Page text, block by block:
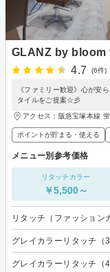
GLANZ by bloom
4.7
(6件)
《ファミリー歓迎》心が安
タイルをご提案☆彡
アクセス：阪急宝塚本線
ポイントが貯まる・使える
メニュー別参考価格
リタッチカラー
￥5,500～
リタッチ（ファッション
グレイカラーリタッチ（
グレイカラーリタッチ（